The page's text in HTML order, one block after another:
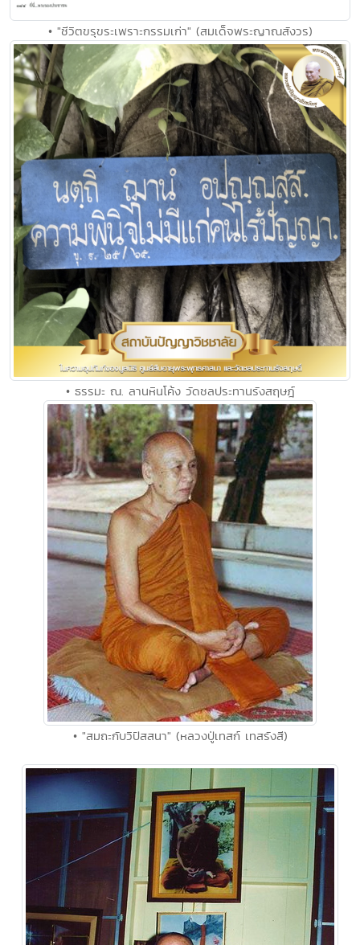
• "ชีวิตขรุขระเพราะกรรมเก่า" (สมเด็จพระญาณสังวร)
• ธรรมะ ณ. ลานหินโค้ง วัดชลประทานรังสฤษฎ์
• "สมถะกับวิปัสสนา" (หลวงปู่เทสก์ เทสรังสี)